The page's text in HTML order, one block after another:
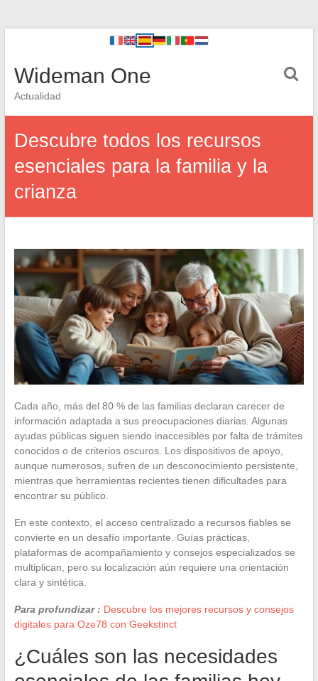
Wideman One
Actualidad
Descubre todos los recursos
esenciales para la familia y la
crianza
Cada año, más del 80 % de las familias declaran carecer de
información adaptada a sus preocupaciones diarias. Algunas
ayudas públicas siguen siendo inaccesibles por falta de trámites
conocidos o de criterios oscuros. Los dispositivos de apoyo,
aunque numerosos, sufren de un desconocimiento persistente,
mientras que herramientas recientes tienen dificultades para
encontrar su público.
En este contexto, el acceso centralizado a recursos fiables se
convierte en un desafío importante. Guías prácticas,
plataformas de acompañamiento y consejos especializados se
multiplican, pero su localización aún requiere una orientación
clara y sintética.
Para profundizar : Descubre los mejores recursos y consejos
digitales para Oze78 con Geekstinct
¿Cuáles son las necesidades